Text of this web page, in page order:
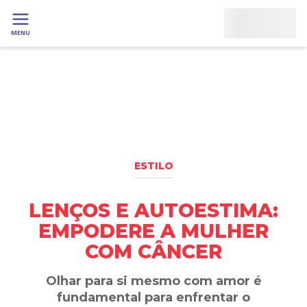
MENU
ESTILO
LENÇOS E AUTOESTIMA:
EMPODERE A MULHER
COM CÂNCER
Olhar para si mesmo com amor é
fundamental para enfrentar o